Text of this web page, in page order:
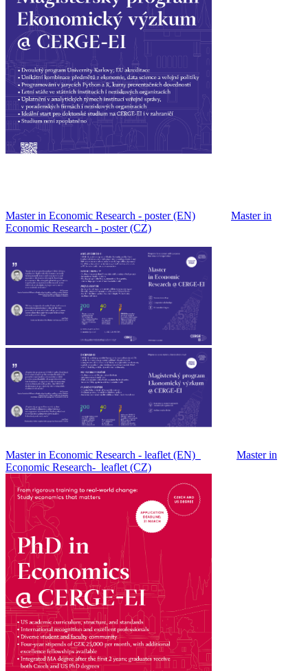
Master in Economic Research - poster (EN)
Master in
Economic Research - poster (CZ)
Master in Economic Research - leaflet (EN)
Master in
Economic Research- leaflet (CZ)